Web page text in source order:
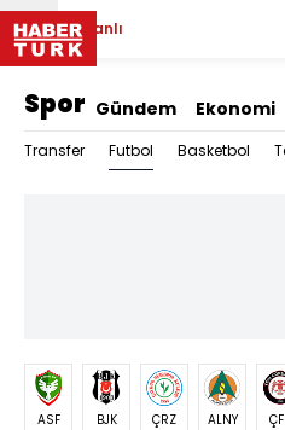
Canlı
Spor Gündem Ekonomi
Transfer Futbol Basketbol
ASF BJK ÇRZ ALNY